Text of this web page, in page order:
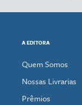
A EDITORA
Quem Somos
Nossas Livrarias
Prêmios